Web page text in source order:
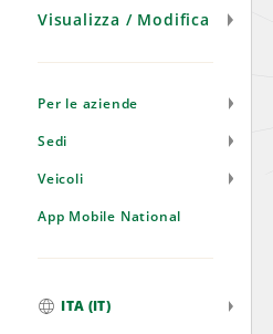
Visualizza / Modifica
Per le aziende
Sedi
Veicoli
App Mobile National
ITA (IT)